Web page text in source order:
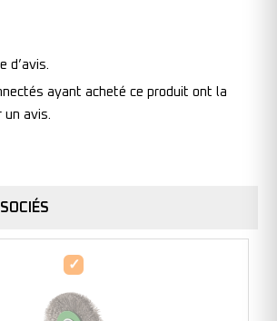
d’avis.
ayant acheté ce produit ont la
avis.
Brosse
circulaire